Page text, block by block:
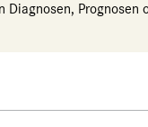
Prognosen